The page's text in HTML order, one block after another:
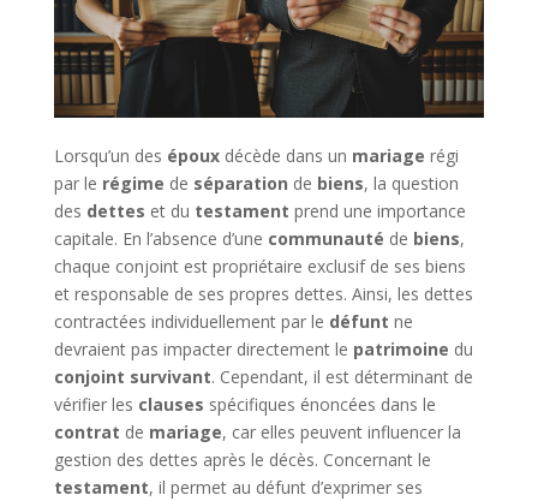
Lorsqu’un des épouxdécède dans un mariage régi
par le régime de séparation de biens, la question
des dettes et du testament prend une importance
capitale. En l’absence d’une communauté de biens,
chaque conjoint est propriétaire exclusif de ses biens
et responsable de ses propres dettes. Ainsi, les dettes
contractées individuellement par le défunt ne
devraient pas impacter directement le patrimoine du
conjoint survivant. Cependant, il est déterminant de
vérifier les clauses spécifiques énoncées dans le
contrat de mariage, car elles peuvent influencer la
gestion des dettes après le décès. Concernant le
testament, il permet au défunt d’exprimer ses